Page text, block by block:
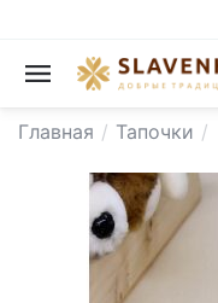
Главная / Тапочки /